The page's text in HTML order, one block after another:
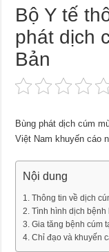
Bộ Y tế
phát dịch
Bản
Bùng phát dịch cúm
Việt Nam khuyến cáo
Nội dung
Thông tin về dịch
Tình hình dịch bệnh
Gia tăng bệnh cúm
Chỉ đạo và khuyến